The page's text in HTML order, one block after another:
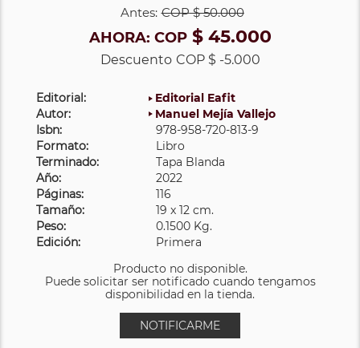
Antes: COP$ 50.000
AHORA: COP$ 45.000
Descuento COP $ -5.000
Editorial:
Editorial Eafit
Autor:
Manuel Mejía Vallejo
Isbn:
978-958-720-813-9
Formato:
Libro
Terminado:
Tapa Blanda
Año:
2022
Páginas:
116
Tamaño:
19 x 12 cm.
Peso:
0.1500 Kg.
Edición:
Primera
Producto no disponible.
Puede solicitar ser notificado cuando tengamos
disponibilidad en la tienda.
NOTIFICARME